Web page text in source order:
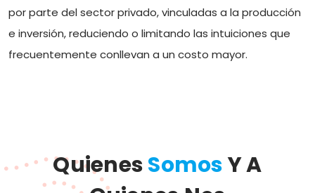
por parte del sector privado, vinculadas a la producción
e inversión, reduciendo o limitando las intuiciones que
frecuentemente conllevan a un costo mayor.
QuienesSomosY A